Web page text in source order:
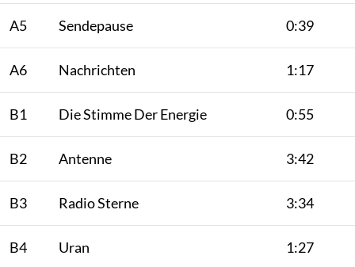
A5 Sendepause 0:39
A6 Nachrichten 1:17
B1 Die Stimme Der Energie 0:55
B2 Antenne 3:42
B3 Radio Sterne 3:34
B4 Uran 1:27